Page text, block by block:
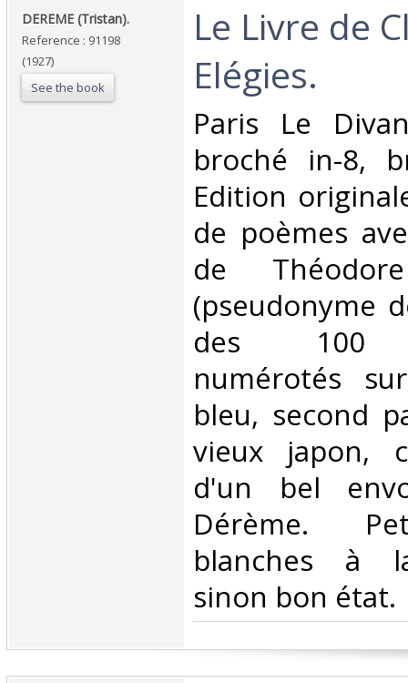
‎DEREME (Tristan).‎
Reference : 91198
(1927)
See the book
‎Le Livre de
Elégies.‎
‎Paris Le
broché in-8,
Edition
de poèmes
de
(pseudonyme
des 100
numérotés
bleu, second
vieux japon,
d'un bel
Dérème.
blanches à
sinon bon état.‎